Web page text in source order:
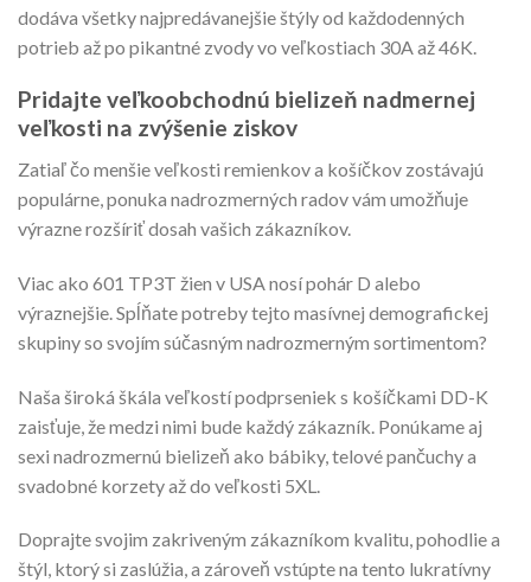
dodáva všetky najpredávanejšie štýly od každodenných
potrieb až po pikantné zvody vo veľkostiach 30A až 46K.
Pridajte veľkoobchodnú bielizeň nadmernej
veľkosti na zvýšenie ziskov
Zatiaľ čo menšie veľkosti remienkov a košíčkov zostávajú
populárne, ponuka nadrozmerných radov vám umožňuje
výrazne rozšíriť dosah vašich zákazníkov.
Viac ako 601 TP3T žien v USA nosí pohár D alebo
výraznejšie. Spĺňate potreby tejto masívnej demografickej
skupiny so svojím súčasným nadrozmerným sortimentom?
Naša široká škála veľkostí podprseniek s košíčkami DD-K
zaisťuje, že medzi nimi bude každý zákazník. Ponúkame aj
sexi nadrozmernú bielizeň ako bábiky, telové pančuchy a
svadobné korzety až do veľkosti 5XL.
Doprajte svojim zakriveným zákazníkom kvalitu, pohodlie a
štýl, ktorý si zaslúžia, a zároveň vstúpte na tento lukratívny